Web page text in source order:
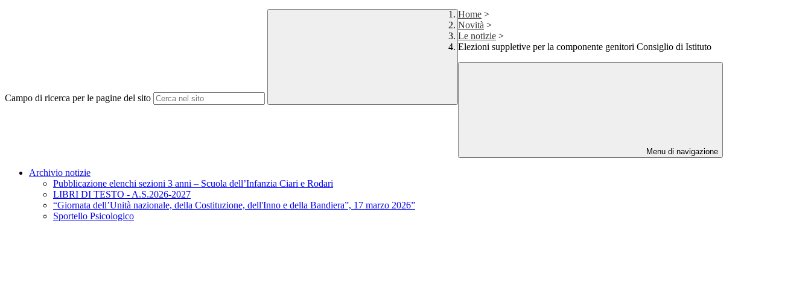
Campo di ricerca per le pagine del sito
Home >
Novità >
Le notizie >
Elezioni suppletive per la componente genitori Consiglio di Istituto
Menu di navigazione
Archivio notizie
Pubblicazione elenchi sezioni 3 anni – Scuola dell’Infanzia Ciari e Rodari
LIBRI DI TESTO - A.S.2026-2027
“Giornata dell’Unità nazionale, della Costituzione, dell'Inno e della Bandiera”, 17 marzo 2026”
Sportello Psicologico